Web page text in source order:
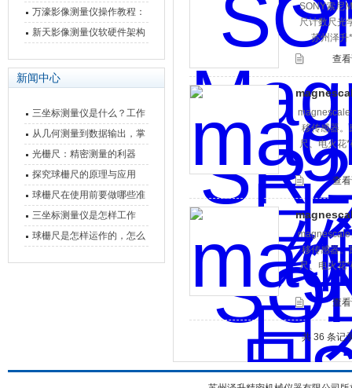
仪技术规格与应用解析
万濠影像测量仪操作教程：
从开机到出报告，新手也能
新天影像测量仪软硬件架构
新闻中心
三坐标测量仪是什么？工作
原理、分类与核心功能一次
讲清
从几何测量到数据输出，掌
握万濠影像测量仪的六大核
心能力
光栅尺：精密测量的利器
探究球栅尺的原理与应用
球栅尺在使用前要做哪些准
备工作？
三坐标测量仪是怎样工作
的，功能有什么优势？
球栅尺是怎样运作的，怎么
SONY索尼
尺计数尺光
苏州泽升
查
magnescale
移传感器。
尺、电火花
查
magnescale
移传感器。
尺、电火花
查
共 36 条记